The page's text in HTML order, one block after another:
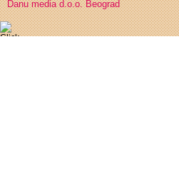
Danu media d.o.o. Beograd